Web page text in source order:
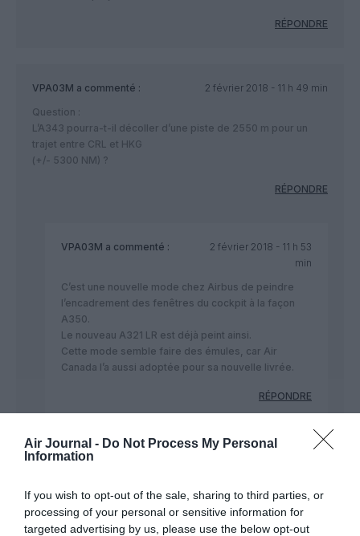
Air Journal - Do Not Process My Personal
Information
If you wish to opt-out of the sale, sharing to third parties, or
processing of your personal or sensitive information for
targeted advertising by us, please use the below opt-out
RÉPONDRE
VPA03M a commenté :
2 février 2018 - 11 h 49 min
Question :
L’A343 pourra-t-il décoller d’une piste de 2550 m pour un
trajet entre CRL et HKG
(+/- 5300 NM) ?
RÉPONDRE
VPA03M a commenté :
2 février 2018 - 11 h 53
min
C’est une nouvelle mode chez Airbus de peindre
l’encadrement des fenêtres du cockpit à la façon
A350.
Le nouveau A321 LR est déjà peint ainsi.
Cette mode semble faire des émules, car Air
Canada l’a aussi adoptée pour sa nouvelle livrée.
RÉPONDRE
H30a commenté :
2 février 2018 - 12 h 12
La piste me parait aussi courte mais les a343 d’AF
décollent bien de SXM alors que la piste est plus
courte qu’à CRL